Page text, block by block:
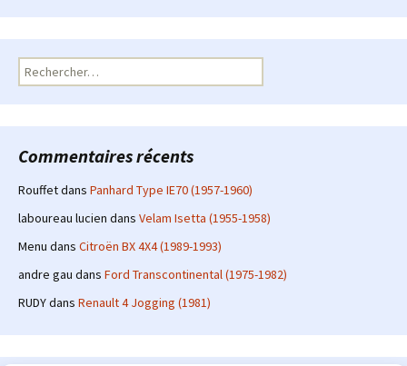
Rechercher :
Commentaires récents
Rouffetdans Panhard Type IE70 (1957-1960)
laboureau lucien dans Velam Isetta (1955-1958)
Menu dans Citroën BX 4X4 (1989-1993)
andre gau dans Ford Transcontinental (1975-1982)
RUDYdans Renault 4 Jogging (1981)